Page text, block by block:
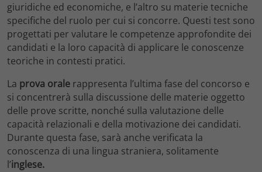
giuridiche ed economiche, e l’altro su materie tecniche
specifiche del ruolo per cui si concorre. Questi test sono
progettati per valutare le competenze approfondite dei
candidati e la loro capacità di applicare le conoscenze
teoriche in contesti pratici.
La prova orale rappresenta l’ultima fase del concorso e
si concentrerà sulla discussione delle materie oggetto
delle prove scritte, nonché sulla valutazione delle
capacità relazionali e della motivazione dei candidati.
Durante questa fase, sarà anche verificata la
conoscenza di una lingua straniera, solitamente
l’inglese.